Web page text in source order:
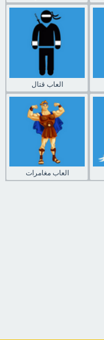
العاب قتال
العاب مغامرات